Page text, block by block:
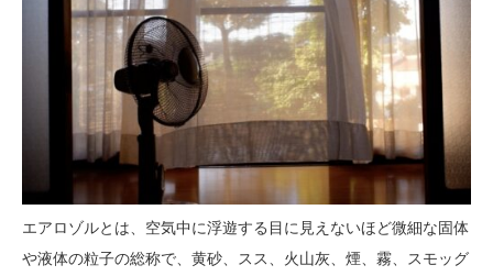
エアロゾルとは、 空気中に浮遊する目に見えないほど微細な固体
や液体の粒子の総称で、黄砂、スス、火山灰、煙、霧、スモッグ